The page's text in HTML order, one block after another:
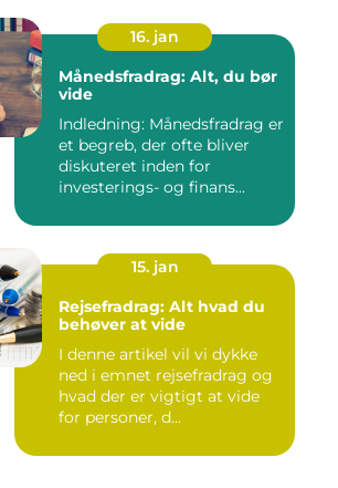
16. jan
Månedsfradrag: Alt, du bør
vide
Indledning: Månedsfradrag er
et begreb, der ofte bliver
diskuteret inden for
investerings- og finans...
15. jan
Rejsefradrag: Alt hvad du
behøver at vide
I denne artikel vil vi dykke
ned i emnet rejsefradrag og
hvad der er vigtigt at vide
for personer, d...